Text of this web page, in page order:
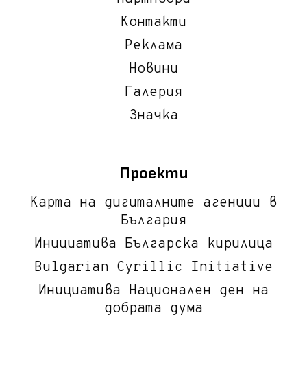
Контакти
Реклама
Новини
Галерия
Значка
Проекти
Карта на дигиталните агенции в
България
Инициатива Българска кирилица
Bulgarian Cyrillic Initiative
Инициатива Национален ден на
добрата дума